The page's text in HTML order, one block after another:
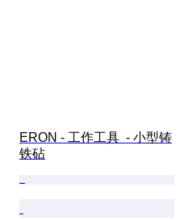
ERON - 工作工具  - 小型铸
铁砧